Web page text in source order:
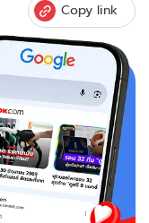
Copy link